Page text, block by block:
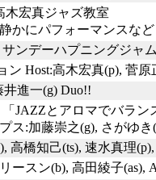
木宏真ジャズ教室
かにパフォーマンスな
ンデーハプニングジャ
ン Host:高木宏真(p), 菅原
進一(g) Duo!!
JAZZとアロマでバラ
ス:加藤崇之(g), さがゆき
高橋知己(ts), 速水真理
ースン(b), 高田綾子(as),